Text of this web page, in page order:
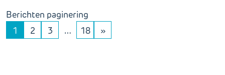
Berichten paginering
1
2 3 … 18 »